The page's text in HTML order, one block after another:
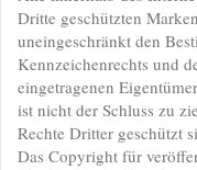
Dritte geschützten
uneingeschränkt den
Kennzeichenrechts und
eingetragenen
ist nicht der Schluss zu
Rechte Dritter geschützt
Das Copyright für